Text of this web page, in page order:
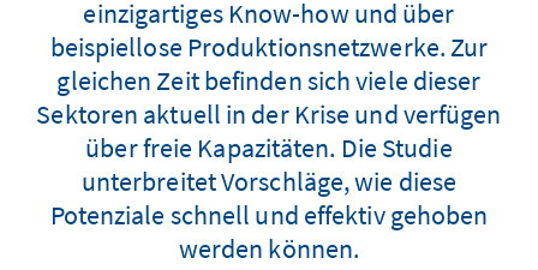
einzigartiges Know-how und über
beispiellose Produktionsnetzwerke. Zur
gleichen Zeit befinden sich viele dieser
Sektoren aktuell in der Krise und verfügen
über freie Kapazitäten. Die Studie
unterbreitet Vorschläge, wie diese
Potenziale schnell und effektiv gehoben
werden können.